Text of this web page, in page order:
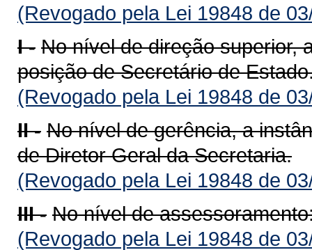
(Revogado pela Lei 19848 de
I - No nível de direção superior,
posição de Secretário de
(Revogado pela Lei 19848 de
II - No nível de gerência, a
de Diretor Geral da Secretaria.
(Revogado pela Lei 19848 de
III - No nível de
(Revogado pela Lei 19848 de